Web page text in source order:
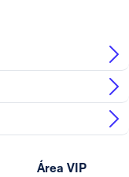
Área VIP